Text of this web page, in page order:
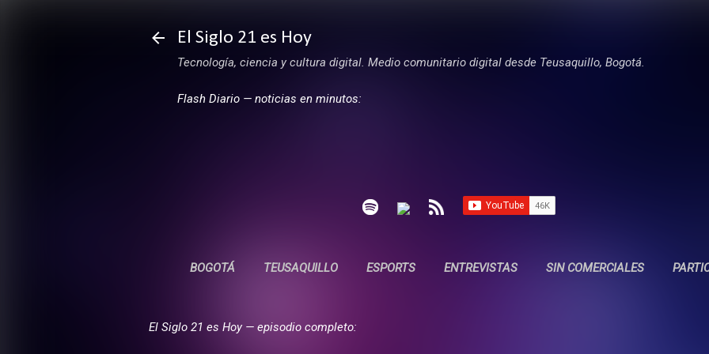
El Siglo 21 es Hoy
Tecnología, ciencia y cultura digital. Medio comunitario digital desde Teusaquillo, Bogotá.
Flash Diario — noticias en minutos:
BOGOTÁ TEUSAQUILLO ESPORTS ENTREVISTAS SIN COMERCIALES
El Siglo 21 es Hoy — episodio completo: